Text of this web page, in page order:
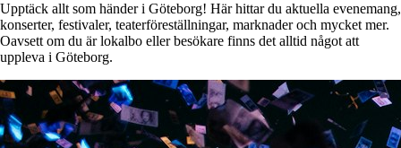
Upptäck allt som händer i Göteborg! Här hittar du aktuella evenemang,
konserter, festivaler, teaterföreställningar, marknader och mycket mer.
Oavsett om du är lokalbo eller besökare finns det alltid något att
uppleva i Göteborg.